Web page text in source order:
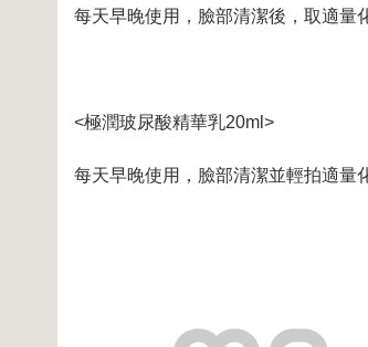
每天早晚使用，臉部清潔後，取適量
<極潤玻尿酸精華乳20ml>
每天早晚使用，臉部清潔並輕拍適量